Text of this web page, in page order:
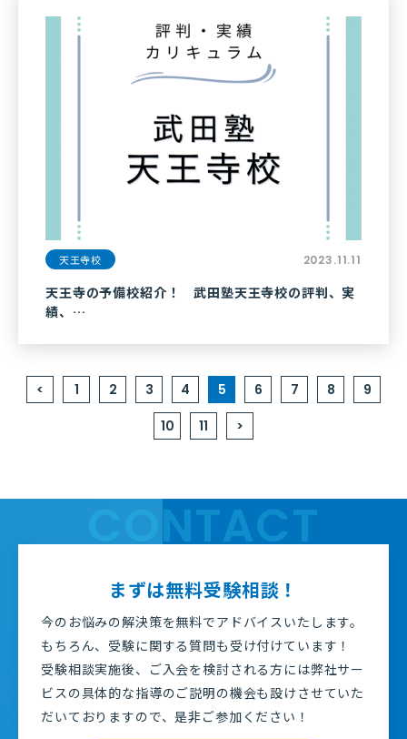
天王寺校 2023.11.11
天王寺の予備校紹介！ 武田塾天王寺校の評判、実
績、…
< 1 2 3 4 5 6 7 8
9
10
11 >
CONTACT
まずは無料受験相談！
今のお悩みの解決策を無料でアドバイスいたします。
もちろん、受験に関する質問も受け付けています！
受験相談実施後、ご入会を検討される方には弊社サー
ビスの具体的な指導のご説明の機会も設けさせていた
だいておりますので、是非ご参加ください！